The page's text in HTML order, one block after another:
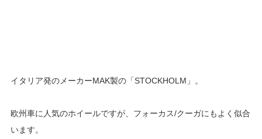
イタリア発のメーカーMAK製の「STOCKHOLM」。
欧州車に人気のホイールですが、フォーカス/クーガにもよく似合
います。